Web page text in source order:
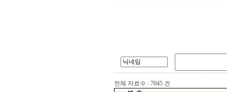
전체 자료수 : 7045 건